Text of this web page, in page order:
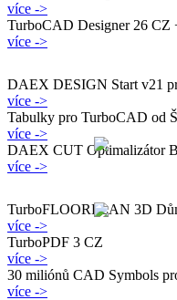
více ->
TurboCAD Designer 26 CZ
více ->
DAEX DESIGN Start v21
více ->
Tabulky pro TurboCAD od
více ->
DAEX CUT Optimalizátor
více ->
TurboFLOORPLAN 3D
více ->
TurboPDF 3 CZ
více ->
30 miliónů CAD Symbols
více ->